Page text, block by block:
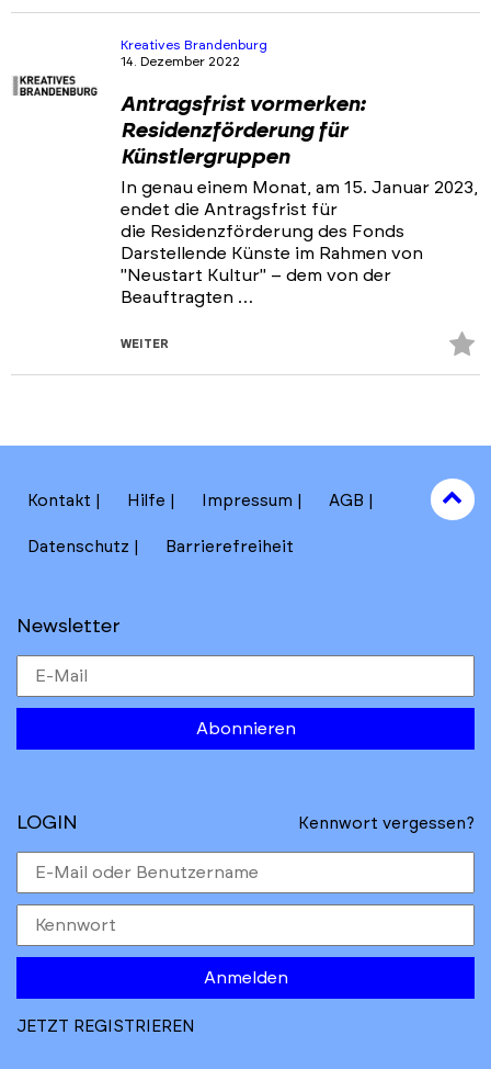
Kreatives Brandenburg
14. Dezember 2022
Antragsfrist vormerken:
Residenzförderung für
Künstlergruppen
In genau einem Monat, am 15. Januar 2023,
endet die Antragsfrist für
die Residenzförderung des Fonds
Darstellende Künste im Rahmen von
"Neustart Kultur" – dem von der
Beauftragten …
WEITER
Kontakt Hilfe Impressum AGB
Datenschutz Barrierefreiheit
Newsletter
Abonnieren
to
top
LOGIN Kennwort vergessen?
Anmelden
JETZT REGISTRIEREN